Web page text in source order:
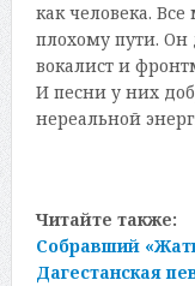
как человека.
плохому пути.
вокалист и
И песни у них
нереальной
Читайте также:
Собравший
Дагестанская